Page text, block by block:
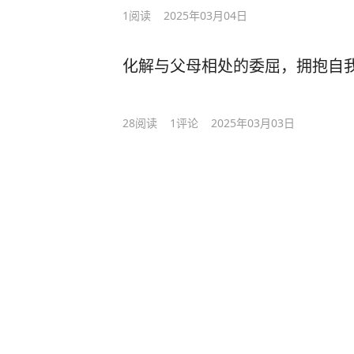
1 阅读 2025年03月04日
化解与父母相处的委屈，拥抱自
28阅读 1评论 2025年03月03日